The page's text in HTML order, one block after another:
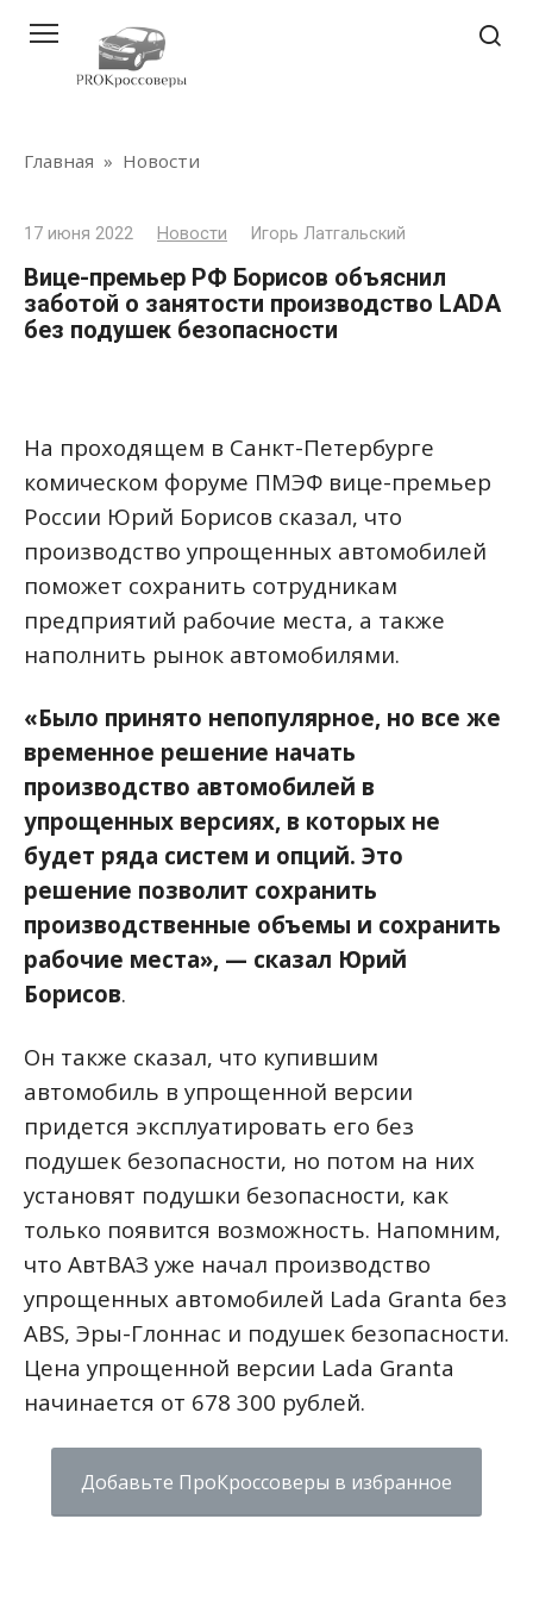
контенту
Главная » Новости
17 июня 2022 Новости Игорь Латгальский
Вице-премьер РФ Борисов объяснил
заботой о занятости производство LADA
без подушек безопасности
На проходящем в Санкт-Петербурге
комическом форуме ПМЭФ вице-премьер
России Юрий Борисов сказал, что
производство упрощенных автомобилей
поможет сохранить сотрудникам
предприятий рабочие места, а также
наполнить рынок автомобилями.
«Было принято непопулярное, но все же
временное решение начать
производство автомобилей в
упрощенных версиях, в которых не
будет ряда систем и опций. Это
решение позволит сохранить
производственные объемы и сохранить
рабочие места», — сказал Юрий
Борисов.
Он также сказал, что купившим
автомобиль в упрощенной версии
придется эксплуатировать его без
подушек безопасности, но потом на них
установят подушки безопасности, как
только появится возможность. Напомним,
что АвтВАЗ уже начал производство
упрощенных автомобилей Lada Granta без
ABS, Эры-Глоннас и подушек безопасности.
Цена упрощенной версии Lada Granta
начинается от 678 300 рублей.
Добавьте ПроКроссоверы в избранное